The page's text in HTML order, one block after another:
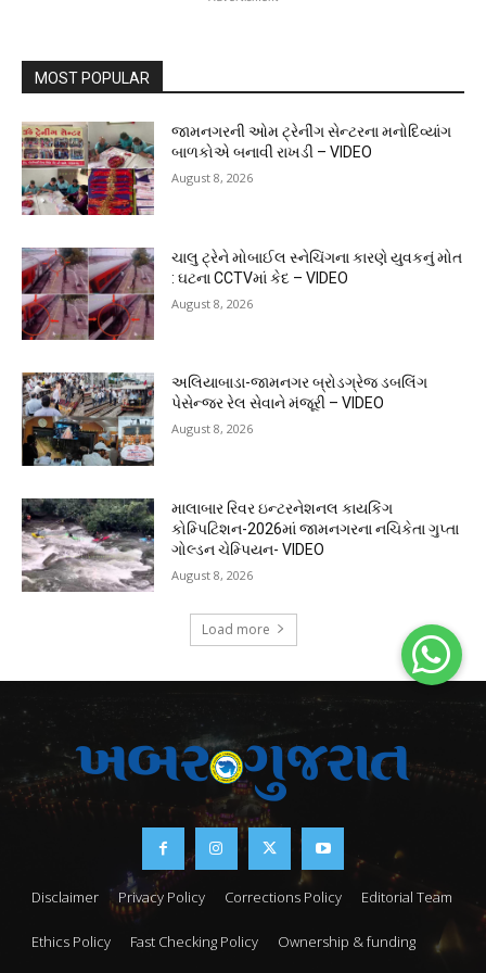
MOST POPULAR
જામનગરની ઓમ ટ્રેનીંગ સેન્ટરના મનોદિવ્યાંગ
બાળકોએ બનાવી રાખડી – VIDEO
August 8, 2026
ચાલુ ટ્રેને મોબાઈલ સ્નેચિંગના કારણે યુવકનું મોત
: ઘટના CCTVમાં કેદ – VIDEO
August 8, 2026
અલિયાબાડા-જામનગર બ્રોડગ્રેજ ડબલિંગ
પેસેન્જર રેલ સેવાને મંજૂરી – VIDEO
August 8, 2026
માલાબાર રિવર ઇન્ટરનેશનલ કાયકિંગ
કોમ્પિટિશન-2026માં જામનગરના નચિકેતા ગુપ્તા
ગોલ્ડન ચેમ્પિયન- VIDEO
August 8, 2026
Load more
Disclaimer Privacy Policy Corrections Policy Editorial Team
Ethics Policy Fast Checking Policy Ownership & funding